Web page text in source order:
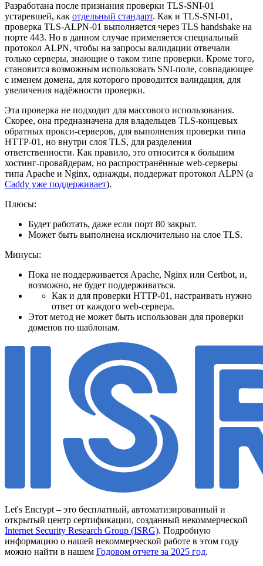
Разработана после признания проверки TLS-SNI-01
устаревшей, как отдельный стандарт. Как и TLS-SNI-01,
проверка TLS-ALPN-01 выполняется через TLS handshake на
порте 443. Но в данном случае применяется специальный
протокол ALPN, чтобы на запросы валидации отвечали
только серверы, знающие о таком типе проверки. Кроме того,
становится возможным использовать SNI-поле, совпадающее
с именем домена, для которого проводится валидация, для
увеличения надёжности проверки.
Эта проверка не подходит для массового использования.
Скорее, она предназначена для владельцев TLS-концевых
обратных прокси-серверов, для выполнения проверки типа
HTTP-01, но внутри слоя TLS, для разделения
ответственности. Как правило, это относится к большим
хостинг-провайдерам, но распространённые web-серверы
типа Apache и Nginx, однажды, поддержат протокол ALPN (а
Caddy уже поддерживает).
Плюсы:
Будет работать, даже если порт 80 закрыт.
Может быть выполнена исключительно на слое TLS.
Минусы:
Пока не поддерживается Apache, Nginx или Certbot, и,
возможно, не будет поддерживаться.
Как и для проверки HTTP-01, настраивать нужно
ответ от каждого web-сервера.
Этот метод не может быть использован для проверки
доменов по шаблонам.
Let's Encrypt – это бесплатный, автоматизированный и
открытый центр сертификации, созданный некоммерческой
Internet Security Research Group (ISRG). Подробную
информацию о нашей некоммерческой работе в этом году
можно найти в нашем Годовом отчете за 2025 год.